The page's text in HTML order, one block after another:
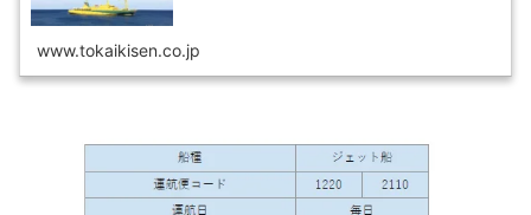
www.tokaikisen.co.jp